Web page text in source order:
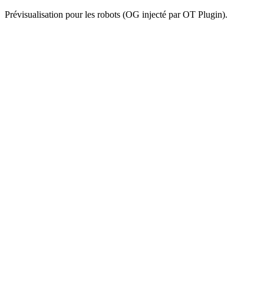
Prévisualisation pour les robots (OG injecté par OT Plugin).